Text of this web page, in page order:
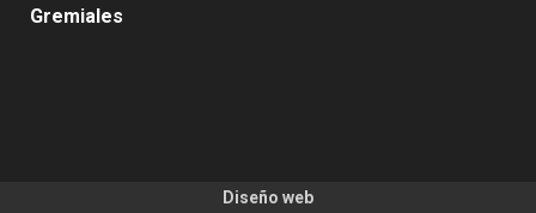
Gremiales
Diseño web